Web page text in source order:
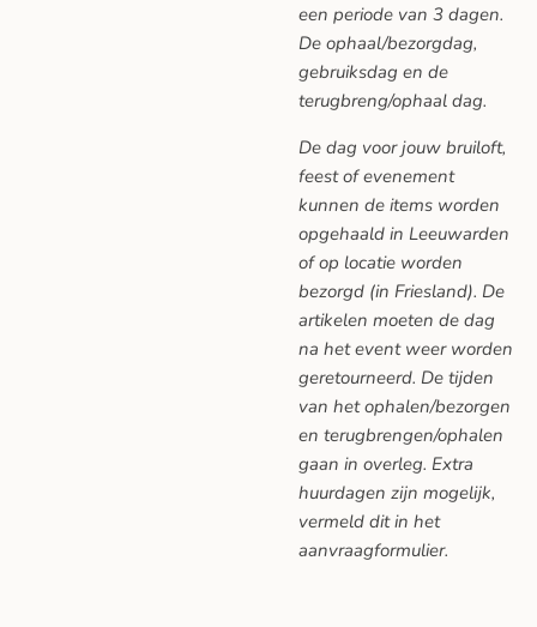
een periode van 3 dagen.
De ophaal/bezorgdag,
gebruiksdag en de
terugbreng/ophaal dag.
De dag voor jouw bruiloft,
feest of evenement
kunnen de items worden
opgehaald in Leeuwarden
of op locatie worden
bezorgd (in Friesland). De
artikelen moeten de dag
na het event weer worden
geretourneerd. De tijden
van het ophalen/bezorgen
en terugbrengen/ophalen
gaan in overleg. Extra
huurdagen zijn mogelijk,
vermeld dit in het
aanvraagformulier.